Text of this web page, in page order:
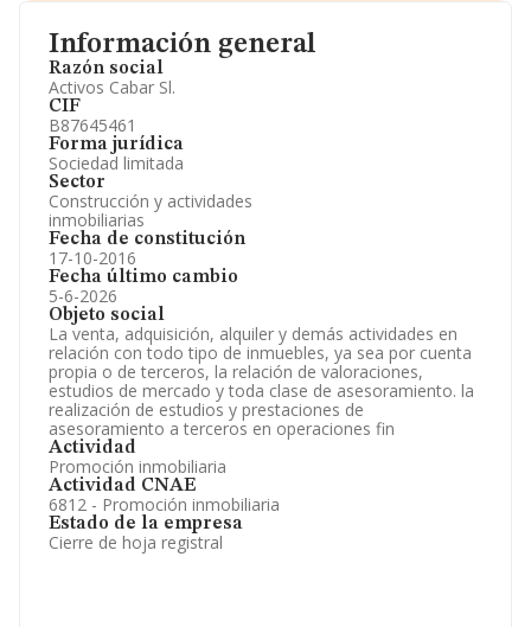
Información general
Razón social
Activos Cabar Sl.
CIF
B87645461
Forma jurídica
Sociedad limitada
Sector
Construcción y actividades
inmobiliarias
Fecha de constitución
17-10-2016
Fecha último cambio
5-6-2026
Objeto social
La venta, adquisición, alquiler y demás actividades en
relación con todo tipo de inmuebles, ya sea por cuenta
propia o de terceros, la relación de valoraciones,
estudios de mercado y toda clase de asesoramiento. la
realización de estudios y prestaciones de
asesoramiento a terceros en operaciones fin
Actividad
Promoción inmobiliaria
Actividad CNAE
6812 - Promoción inmobiliaria
Estado de la empresa
Cierre de hoja registral
Información oficial y registral complementaria.